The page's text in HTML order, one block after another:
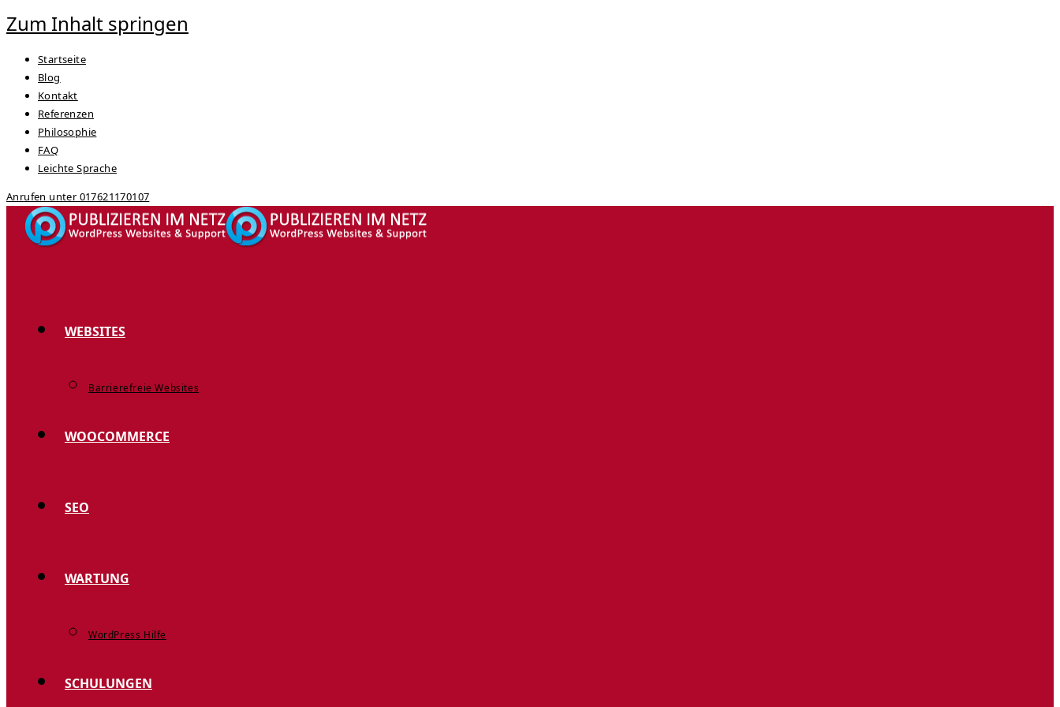
Zum Inhalt springen
Startseite
Blog
Kontakt
Referenzen
Philosophie
FAQ
Leichte Sprache
Anrufen unter 017621170107
WEBSITES
Barrierefreie Websites
WOOCOMMERCE
SEO
WARTUNG
WordPress Hilfe
SCHULUNGEN